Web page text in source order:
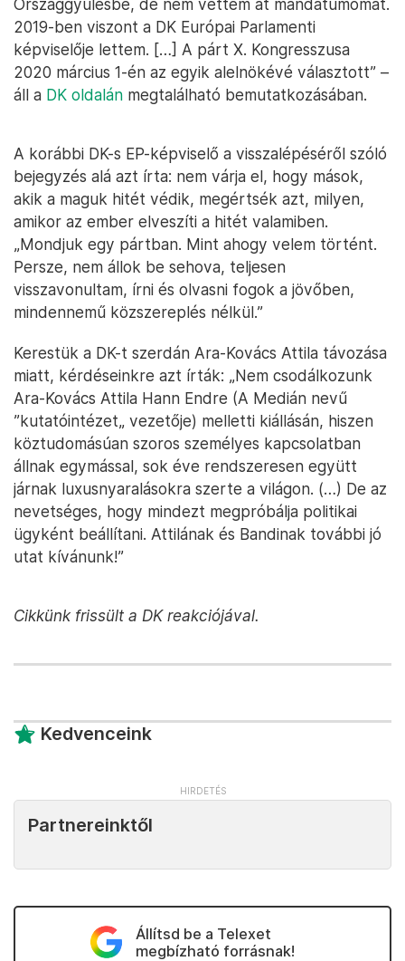
Országgyűlésbe, de nem vettem át mandátumomat.
2019-ben viszont a DK Európai Parlamenti
képviselője lettem. […] A párt X. Kongresszusa
2020 március 1-én az egyik alelnökévé választott” –
áll a DK oldalán megtalálható bemutatkozásában.
A korábbi DK-s EP-képviselő a visszalépéséről szóló
bejegyzés alá azt írta: nem várja el, hogy mások,
akik a maguk hitét védik, megértsék azt, milyen,
amikor az ember elveszíti a hitét valamiben.
„Mondjuk egy pártban. Mint ahogy velem történt.
Persze, nem állok be sehova, teljesen
visszavonultam, írni és olvasni fogok a jövőben,
mindennemű közszereplés nélkül.”
Kerestük a DK-t szerdán Ara-Kovács Attila távozása
miatt, kérdéseinkre azt írták: „Nem csodálkozunk
Ara-Kovács Attila Hann Endre (A Medián nevű
”kutatóintézet„ vezetője) melletti kiállásán, hiszen
köztudomásúan szoros személyes kapcsolatban
állnak egymással, sok éve rendszeresen együtt
járnak luxusnyaralásokra szerte a világon. (…) De az
nevetséges, hogy mindezt megpróbálja politikai
ügyként beállítani. Attilának és Bandinak további jó
utat kívánunk!”
Cikkünk frissült a DK reakciójával.
Kedvenceink
Partnereinktől
Állítsd be a Telexet
megbízható forrásnak!